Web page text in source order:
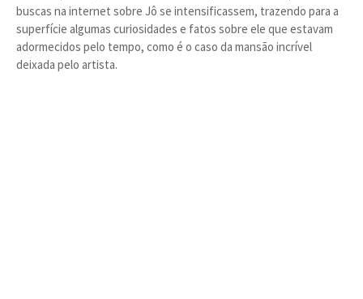
buscas na internet sobre Jô se intensificassem, trazendo para a
superfície algumas curiosidades e fatos sobre ele que estavam
adormecidos pelo tempo, como é o caso da mansão incrível
deixada pelo artista.